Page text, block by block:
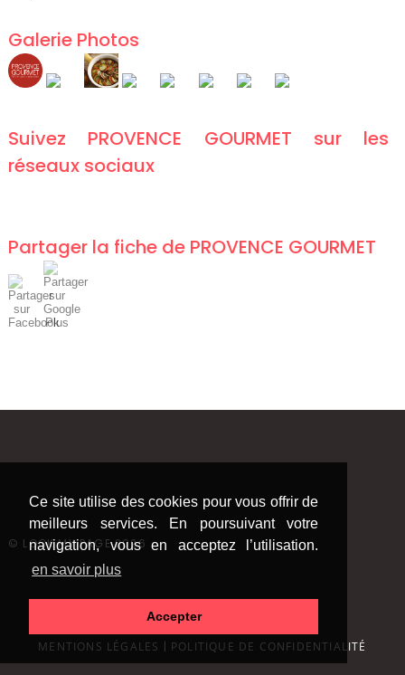
Ce site utilise des cookies pour vous offrir de
meilleurs services. En poursuivant votre
navigation, vous en acceptez l’utilisation.
en savoir plus
Accepter
Galerie Photos
Suivez PROVENCE GOURMET sur les
réseaux sociaux
Partager la fiche de PROVENCE GOURMET
© LOOK MY PAGE 2026
MENTIONS LÉGALES POLITIQUE DE CONFIDENTIALITÉ